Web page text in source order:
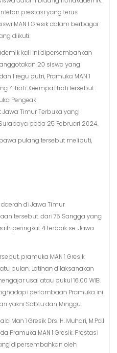
prestasi yang terus
MAN 1 Gresik dalam berbagai
diikuti.
kali ini dipersembahkan
20 siswa yang
1 regu putri, Pramuka MAN 1
4 trofi. Keempat trofi tersebut
Pengeak
Jawa Timur Terbuka yang
pada 25 Februari 2024.
pulang tersebut meliputi,
di Jawa Timur
tersebut. dari 75 Sangga yang
peringkat 4 terbaik se-Jawa
pramuka MAN 1 Gresik
bulan. Latihan dilaksanakan
usai atau pukul 16.00 WIB.
perlombaan Pramuka ini
yakni Sabtu dan Minggu.
Man 1 Gresik Drs. H. Muhari, M.Pd.I
MAN 1 Gresik. Prestasi
dipersembahkan oleh